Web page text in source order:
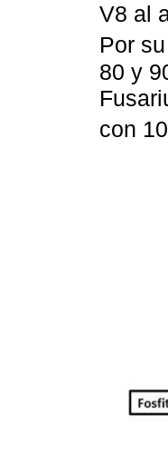
V8 al
Por
80 y
con